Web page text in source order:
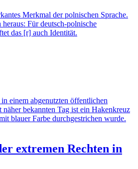
Merkmal der polnischen Sprache.
Für deutsch-polnische
das [r] auch Identität.
extremen Rechten in